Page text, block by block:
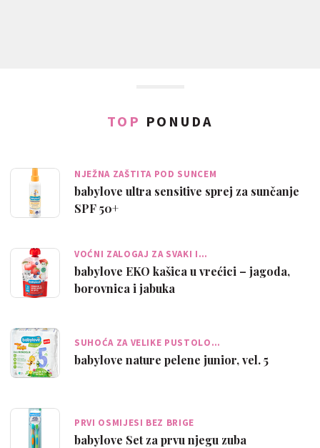
TOP PONUDA
NJEŽNA ZAŠTITA POD SUNCEM
babylove ultra sensitive sprej za sunčanje
SPF 50+
VOĆNI ZALOGAJ ZA SVAKI I…
babylove EKO kašica u vrećici – jagoda,
borovnica i jabuka
SUHOĆA ZA VELIKE PUSTOLO…
babylove nature pelene junior, vel. 5
PRVI OSMIJESI BEZ BRIGE
babylove Set za prvu njegu zuba